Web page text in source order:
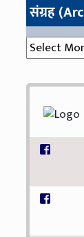
संग्रह
संग्रह